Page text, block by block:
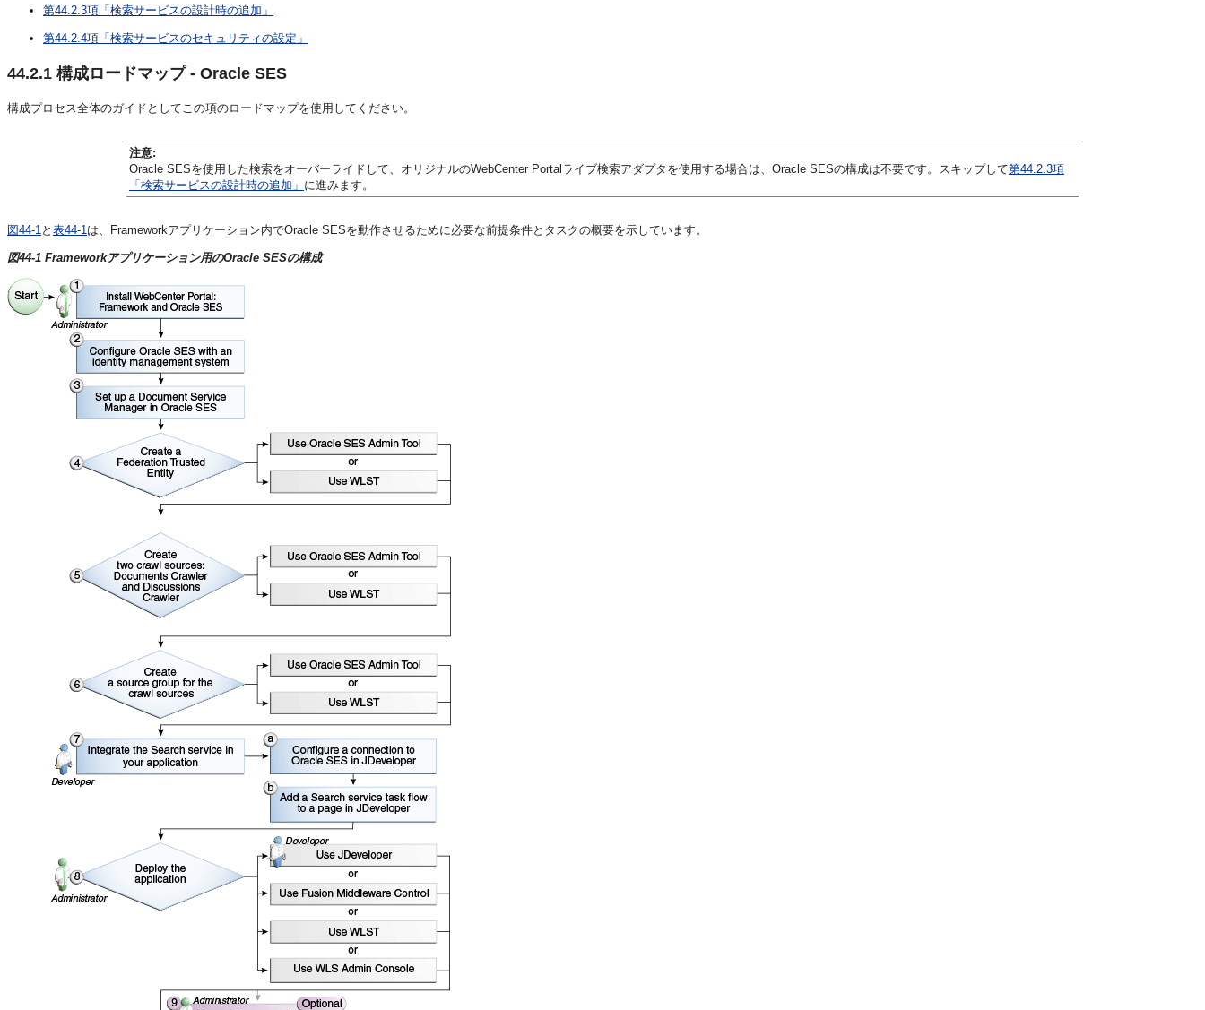
第44.2.3項「検索サービスの設計時の追加」
第44.2.4項「検索サービスのセキュリティの設定」
44.2.1 構成ロードマップ - Oracle SES
構成プロセス全体のガイドとしてこの項のロードマップを使用してください。
注意:
Oracle SESを使用した検索をオーバーライドして、オリジナルのWebCenter Portalライブ検索アダプタを使用する場合は、Oracle SESの構成は不要です。スキップして第44.2.3項
「検索サービスの設計時の追加」 に進みます。
図44-1と 表44-1は、Frameworkアプリケーション内でOracle SESを動作させるために必要な前提条件とタスクの概要を示しています。
図44-1 Frameworkアプリケーション用のOracle SESの構成